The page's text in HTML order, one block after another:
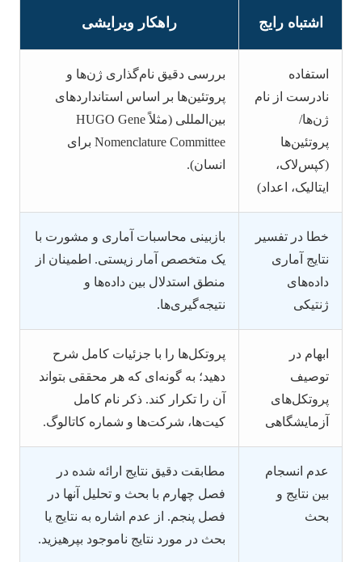
اشتباه رایج راهکار ویرایشی
استفاده
نادرست از نام
ژن‌ها/
پروتئین‌ها
(کپس‌لاک،
ایتالیک، اعداد)
بررسی دقیق نام‌گذاری ژن‌ها و
پروتئین‌ها بر اساس استانداردهای
بین‌المللی (مثلاً HUGO Gene
Nomenclature Committee برای
انسان).
خطا در تفسیر
نتایج آماری
داده‌های
ژنتیکی
بازبینی محاسبات آماری و مشورت با
یک متخصص آمار زیستی. اطمینان از
منطق استدلال بین داده‌ها و
نتیجه‌گیری‌ها.
ابهام در
توصیف
پروتکل‌های
آزمایشگاهی
پروتکل‌ها را با جزئیات کامل شرح
دهید؛ به گونه‌ای که هر محققی بتواند
آن را تکرار کند. ذکر نام کامل
کیت‌ها، شرکت‌ها و شماره کاتالوگ.
عدم انسجام
بین نتایج و
بحث
مطابقت دقیق نتایج ارائه شده در
فصل چهارم با بحث و تحلیل آنها در
فصل پنجم. از عدم اشاره به نتایج یا
بحث در مورد نتایج ناموجود بپرهیزید.